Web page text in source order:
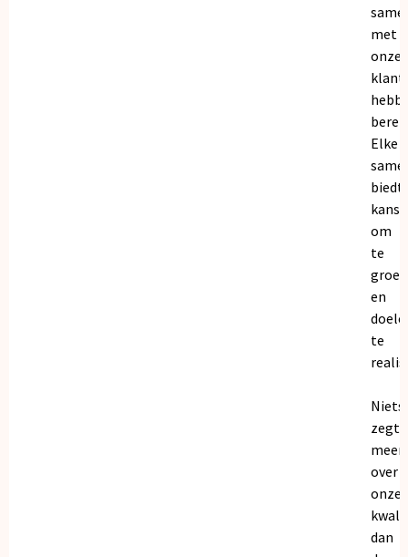
met
onze
Elke
biedt
om
te
en
te
Niets
zegt
meer
over
onze
dan